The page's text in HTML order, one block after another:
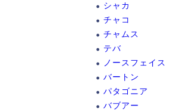
シャカ
チャコ
チャムス
テバ
ノースフェイス
バートン
パタゴニア
バブアー